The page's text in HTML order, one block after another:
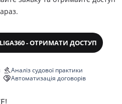
- ОТРИМАТИ ДОСТУП
Аналіз судової практики
Автоматизація договорів